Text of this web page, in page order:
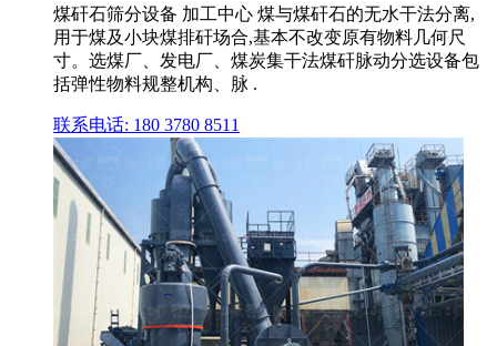
煤矸石筛分设备 加工中心 煤与煤矸石的无水干法分离,
用于煤及小块煤排矸场合,基本不改变原有物料几何尺
寸。选煤厂、发电厂、煤炭集干法煤矸脉动分选设备包
括弹性物料规整机构、脉 .
联系电话: 180 3780 8511